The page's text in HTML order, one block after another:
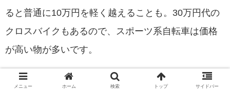
ると普通に10万円を軽く越えることも。30万円代の
クロスバイクもあるので、スポーツ系自転車は価格
が高い物が多いです。
初めてクロスバイクを購入するならば、3～5万円程
メニュー ホーム 検索 トップ サイドバー